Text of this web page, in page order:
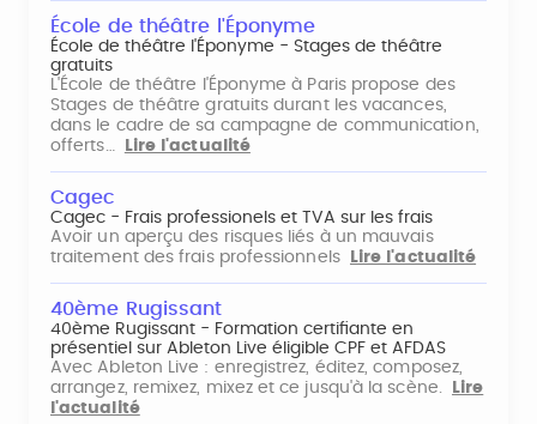
École de théâtre l'Éponyme
École de théâtre l'Éponyme - Stages de théâtre
gratuits
L'École de théâtre l'Éponyme à Paris propose des
Stages de théâtre gratuits durant les vacances,
dans le cadre de sa campagne de communication,
offerts…
Lire l'actualité
Cagec
Cagec - Frais professionels et TVA sur les frais
Avoir un aperçu des risques liés à un mauvais
traitement des frais professionnels
Lire l'actualité
40ème Rugissant
40ème Rugissant - Formation certifiante en
présentiel sur Ableton Live éligible CPF et AFDAS
Avec Ableton Live : enregistrez, éditez, composez,
arrangez, remixez, mixez et ce jusqu'à la scène.
Lire
l'actualité